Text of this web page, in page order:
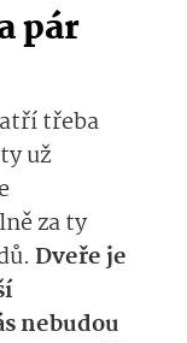
pár
třeba
už
za ty
Dveře je
nebudou